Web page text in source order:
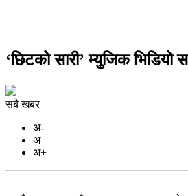
‘छिटको सारी’ म्युजिक भिडियो
सबै खबर
अ-
अ
अ+